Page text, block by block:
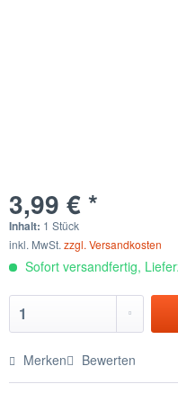
3,99 € *
Inhalt: 1 Stück
inkl. MwSt. zzgl. Versandkosten
Sofort versandfertig,
Merken Bewerten